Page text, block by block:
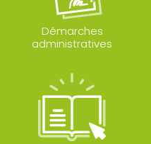
Démarches
administratives